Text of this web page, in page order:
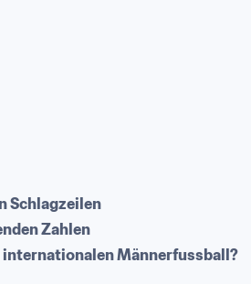
Schlagzeilen
Zahlen
Männerfussball?